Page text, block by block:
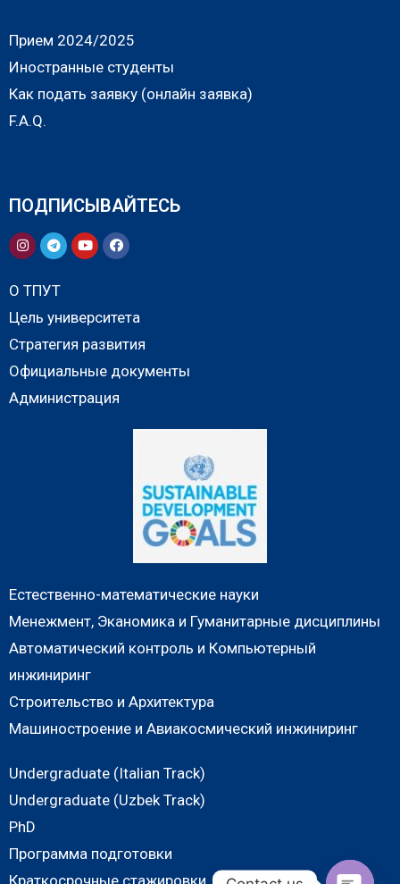
Прием 2024/2025
Иностранные студенты
Как подать заявку (онлайн заявка)
F.A.Q.
ПОДПИСЫВАЙТЕСЬ
О ТПУТ
Цель университета
Стратегия развития
Официальные документы
Администрация
Естественно-математические науки
Менежмент, Эканомика и Гуманитарные дисциплины
Автоматический контроль и Компьютерный
инжиниринг
Строительство и Архитектура
Машиностроение и Авиакосмический инжиниринг
Undergraduate (Italian Track)
Undergraduate (Uzbek Track)
PhD
Программа подготовки
Краткосрочные стажировки